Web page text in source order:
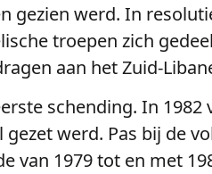
gezien werd. In
troepen zich
aan het Zuid-
schending. In
werd. Pas bij de
van 1979 tot en met